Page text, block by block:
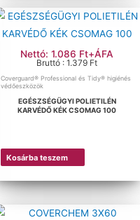
Nettó: 1.086 Ft+ÁFA
Bruttó : 1.379 Ft
Coverguard® Professional és Tidy® higiénés
védőeszközök
EGÉSZSÉGÜGYI POLIETILÉN
KARVÉDŐ KÉK CSOMAG 100
Kosárba teszem